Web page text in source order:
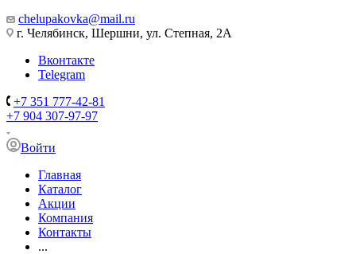
chelupakovka@mail.ru
г. Челябинск, Шершни, ул. Степная, 2А
Вконтакте
Telegram
+7 351 777-42-81
+7 904 307-97-97
Войти
Главная
Каталог
Акции
Компания
Контакты
...